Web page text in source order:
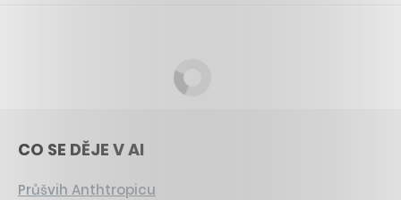
CO SE DĚJE V AI
Průšvih Anthtropicu